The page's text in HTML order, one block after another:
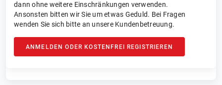
dann ohne weitere Einschränkungen verwenden.
Ansonsten bitten wir Sie um etwas Geduld. Bei Fragen
wenden Sie sich bitte an unsere Kundenbetreuung.
ANMELDEN ODER KOSTENFREI REGISTRIEREN